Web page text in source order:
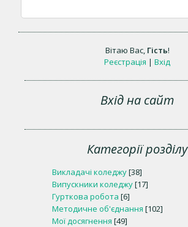
Вітаю Вас, Гість!
Реєстрація | Вхід
Вхід на сайт
Категорії розділу
Викладачі коледжу[38]
Випускники коледжу[17]
Гурткова робота [6]
Методичне об'єднання [102]
Мої досягнення [49]